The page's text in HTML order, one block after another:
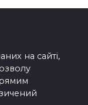
на сайті,